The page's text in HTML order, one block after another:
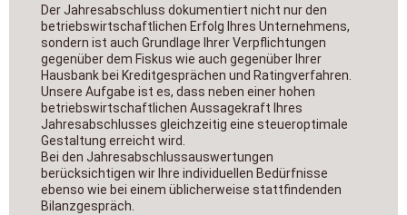
Der Jahresabschluss dokumentiert nicht nur den
betriebswirtschaftlichen Erfolg Ihres Unternehmens,
sondern ist auch Grundlage Ihrer Verpflichtungen
gegenüber dem Fiskus wie auch gegenüber Ihrer
Hausbank bei Kreditgesprächen und Ratingverfahren.
Unsere Aufgabe ist es, dass neben einer hohen
betriebswirtschaftlichen Aussagekraft Ihres
Jahresabschlusses gleichzeitig eine steueroptimale
Gestaltung erreicht wird.
Bei den Jahresabschlussauswertungen
berücksichtigen wir Ihre individuellen Bedürfnisse
ebenso wie bei einem üblicherweise stattfindenden
Bilanzgespräch.